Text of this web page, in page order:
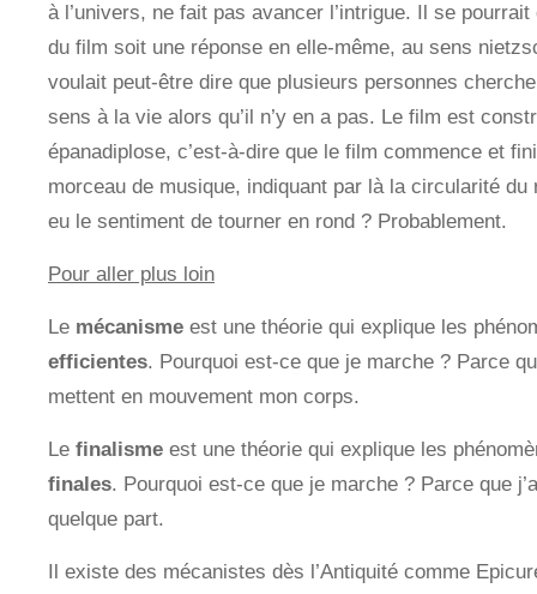
à l’univers, ne fait pas avancer l’intrigue. Il se
du film soit une réponse en elle-même, au sens
voulait peut-être dire que plusieurs personnes
sens à la vie alors qu’il n’y en a pas. Le film est
épanadiplose, c’est-à-dire que le film commence et
morceau de musique, indiquant par là la circularité du
eu le sentiment de tourner en rond ? Probablement.
Pour aller plus loin
Le mécanisme est une théorie qui explique les
efficientes. Pourquoi est-ce que je marche ? Parce
mettent en mouvement mon corps.
Le finalisme est une théorie qui explique les
finales. Pourquoi est-ce que je marche ? Parce que
quelque part.
Il existe des mécanistes dès l’Antiquité comme